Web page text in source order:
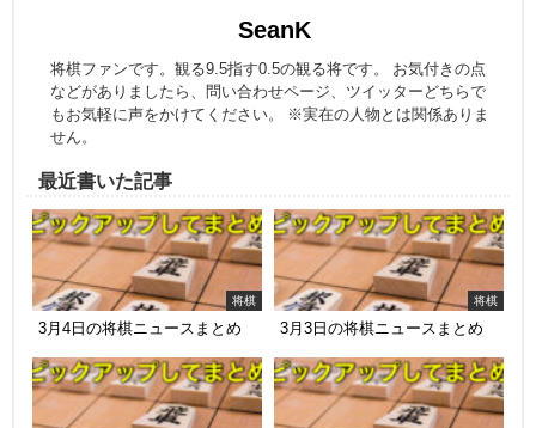
SeanK
将棋ファンです。観る9.5指す0.5の観る将です。 お気付きの点
などがありましたら、問い合わせページ、ツイッターどちらで
もお気軽に声をかけてください。 ※実在の人物とは関係ありま
せん。
最近書いた記事
将棋
3月4日の将棋ニュースまとめ
将棋
3月3日の将棋ニュースまとめ